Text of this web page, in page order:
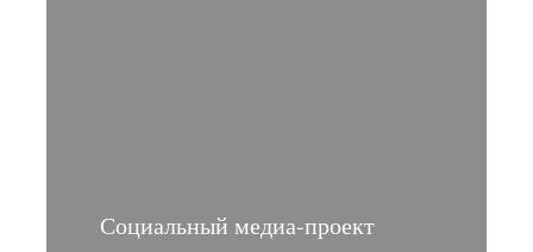
Социальный медиа-проект